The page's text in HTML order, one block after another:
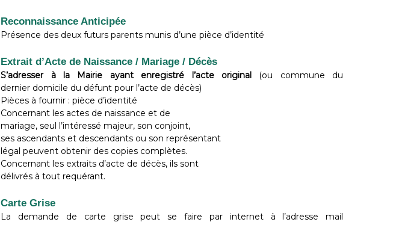
Reconnaissance Anticipée
Présence des deux futurs parents munis d’une pièce d’identité
Extrait d’Acte de Naissance / Mariage / Décès
S’adresser à la Mairie ayant enregistré l’acte original (ou commune du
dernier domicile du défunt pour l’acte de décès)
Pièces à fournir : pièce d’identité
Concernant les actes de naissance et de
mariage, seul l’intéressé majeur, son conjoint,
ses ascendants et descendants ou son représentant
légal peuvent obtenir des copies complètes.
Concernant les extraits d’acte de décès, ils sont
délivrés à tout requérant.
Carte Grise
La demande de carte grise peut se faire par internet à l’adresse mail